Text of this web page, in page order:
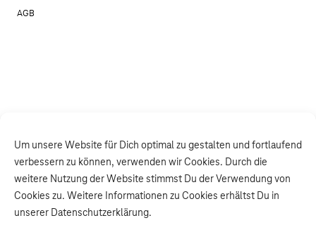
Um unsere Website für Dich optimal zu gestalten und fortlaufend
verbessern zu können, verwenden wir Cookies. Durch die
weitere Nutzung der Website stimmst Du der Verwendung von
Cookies zu. Weitere Informationen zu Cookies erhältst Du in
unserer Datenschutzerklärung.
AGB